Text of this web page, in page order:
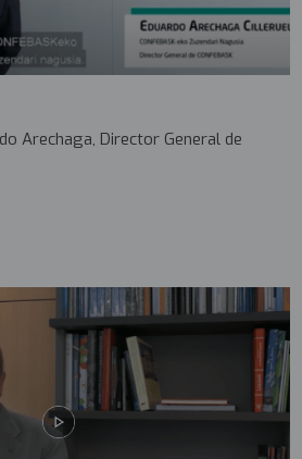
Arechaga, Director General de